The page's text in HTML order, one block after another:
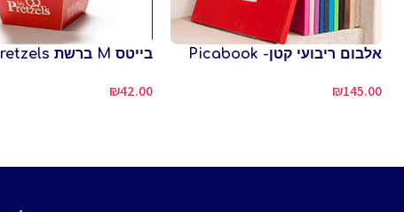
אלבום ריבועי קטן- Picabook
₪145.00
בייטס M ברשת Mr.Pretzels
₪42.00